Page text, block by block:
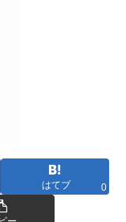
はてブ 0